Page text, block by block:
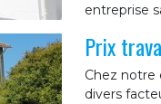
entreprise
Prix
Chez notre
divers